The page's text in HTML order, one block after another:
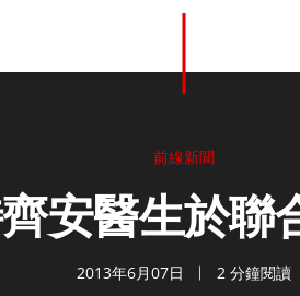
前線新聞
安醫生於聯
2013年6月07日 2 分鐘閱讀